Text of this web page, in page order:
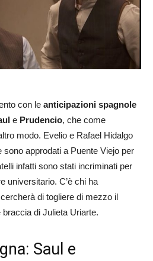
con le anticipazioni spagnole
e Prudencio, che come
modo. Evelio e Rafael Hidalgo
approdati a Puente Viejo per
infatti sono stati incriminati per
universitario. C’è chi ha
cercherà di togliere di mezzo il
di Julieta Uriarte.
Saul e